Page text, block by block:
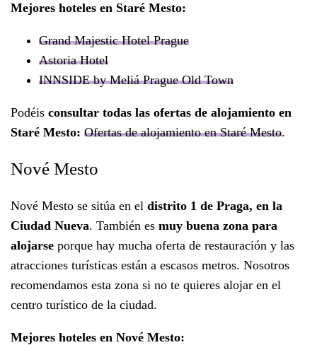
Mejores hoteles en Staré Mesto:
Grand Majestic Hotel Prague
Astoria Hotel
INNSIDE by Meliá Prague Old Town
Podéis consultar todas las ofertas de alojamiento en
Staré Mesto: Ofertas de alojamiento en Staré Mesto.
Nové Mesto
Nové Mesto se sitúa en el distrito 1 de Praga, en la
Ciudad Nueva. También es muy buena zona para
alojarse porque hay mucha oferta de restauración y las
atracciones turísticas están a escasos metros. Nosotros
recomendamos esta zona si no te quieres alojar en el
centro turístico de la ciudad.
Mejores hoteles en Nové Mesto: